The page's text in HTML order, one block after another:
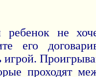
не
его
игрой.
проходят